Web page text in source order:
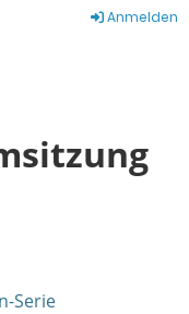
Anmelden
Serie